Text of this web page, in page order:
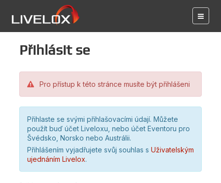
Přihlásit se
Pro přístup k této stránce musíte být přihlášeni
Přihlaste se svými přihlašovacími údají. Můžete
použít buď účet Liveloxu, nebo účet Eventoru pro
Švédsko, Norsko nebo Austrálii.
Přihlášením vyjadřujete svůj souhlas s Uživatelským
ujednáním Livelox.